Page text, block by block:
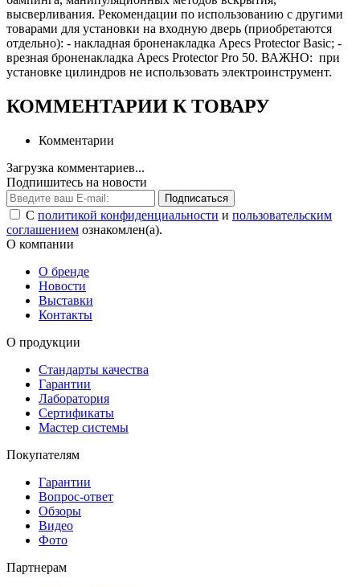
высверливания. Рекомендации по использованию с другими
товарами для установки на входную дверь (приобретаются
отдельно): - накладная броненакладка Apecs Protector Basic; -
врезная броненакладка Apecs Protector Pro 50. ВАЖНО: при
установке цилиндров не использовать электроинструмент.
КОММЕНТАРИИ К ТОВАРУ
Комментарии
Загрузка комментариев...
Подпишитесь на новости
Подписаться
С политикой конфиденциальности и пользовательским
соглашением ознакомлен(а).
О компании
О бренде
Новости
Выставки
Контакты
О продукции
Стандарты качества
Гарантии
Лаборатория
Сертификаты
Мастер системы
Покупателям
Гарантии
Вопрос-ответ
Обзоры
Видео
Фото
Партнерам